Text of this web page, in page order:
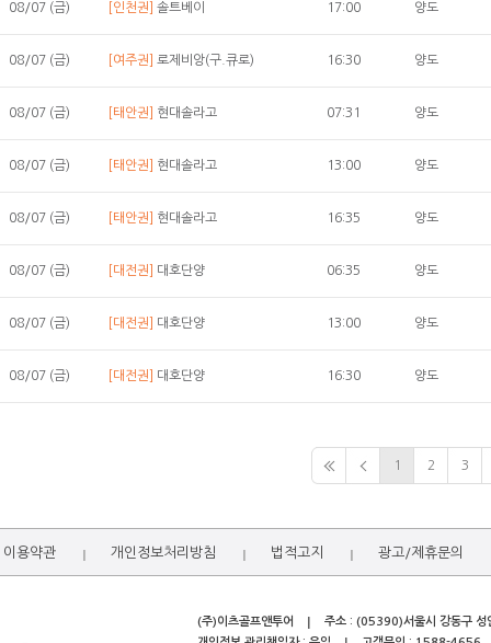
08/07 (금) [인천권] 솔트베이 17:00 양도
08/07 (금) [여주권] 로제비앙(구.큐로) 16:30 양도
08/07 (금) [태안권] 현대솔라고 07:31 양도
08/07 (금) [태안권] 현대솔라고 13:00 양도
08/07 (금) [태안권] 현대솔라고 16:35 양도
08/07 (금) [대전권] 대호단양 06:35 양도
08/07 (금) [대전권] 대호단양 13:00 양도
08/07 (금) [대전권] 대호단양 16:30 양도
1 2 3
이용약관 개인정보처리방침 법적고지 광고/제휴문의
(주)이츠골프앤투어
주소 : (05390)서울시 강동구 성